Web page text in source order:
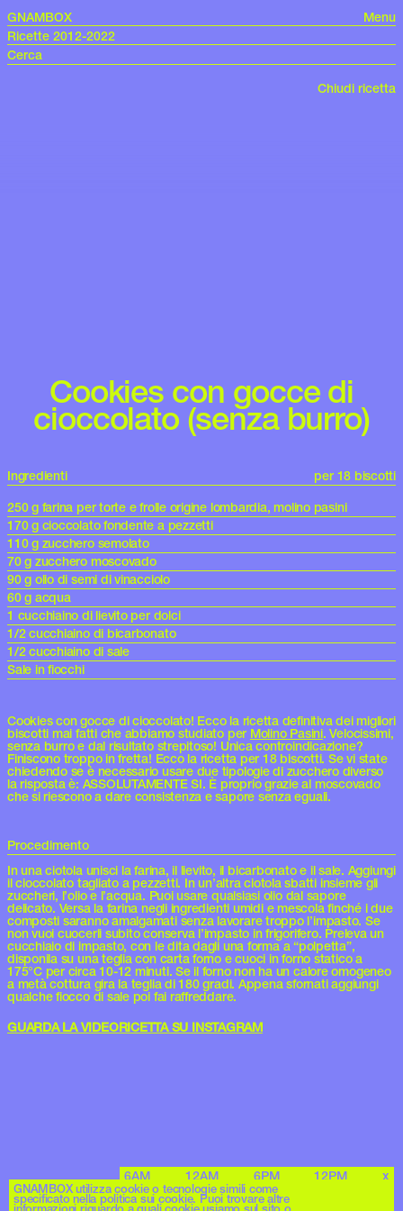
GNAMBOX
Menu
Ricette 2012-2022
Chiudi ricetta
Cookies con gocce di
cioccolato (senza burro)
Ingredienti
per 18 biscotti
250 g farina per torte e frolle origine lombardia, molino pasini
170 g cioccolato fondente a pezzetti
110 g zucchero semolato
70 g zucchero moscovado
90 g olio di semi di vinacciolo
60 g acqua
1 cucchiaino di lievito per dolci
1/2 cucchiaino di bicarbonato
1/2 cucchiaino di sale
Sale in fiocchi
Cookies con gocce di cioccolato! Ecco la ricetta definitiva dei migliori
biscotti mai fatti che abbiamo studiato per Molino Pasini. Velocissimi,
senza burro e dal risultato strepitoso! Unica controindicazione?
Finiscono troppo in fretta! Ecco la ricetta per 18 biscotti. Se vi state
chiedendo se è necessario usare due tipologie di zucchero diverso
la risposta è: ASSOLUTAMENTE SI. È proprio grazie al moscovado
che si riescono a dare consistenza e sapore senza eguali.
Procedimento
In una ciotola unisci la farina, il lievito, il bicarbonato e il sale. Aggiungi
il cioccolato tagliato a pezzetti. In un’altra ciotola sbatti insieme gli
zuccheri, l’olio e l’acqua. Puoi usare qualsiasi olio dal sapore
delicato. Versa la farina negli ingredienti umidi e mescola finché i due
composti saranno amalgamati senza lavorare troppo l’impasto. Se
non vuoi cuocerli subito conserva l’impasto in frigorifero. Preleva un
cucchiaio di impasto, con le dita dagli una forma a “polpetta”,
disponila su una teglia con carta forno e cuoci in forno statico a
175°C per circa 10-12 minuti. Se il forno non ha un calore omogeneo
a metà cottura gira la teglia di 180 gradi. Appena sfornati aggiungi
qualche fiocco di sale poi fai raffreddare.
GUARDA LA VIDEORICETTA SU INSTAGRAM
6AM 12AM 6PM 12PM x
GNAMBOX utilizza cookie o tecnologie simili come
specificato nella politica sui cookie. Puoi trovare altre